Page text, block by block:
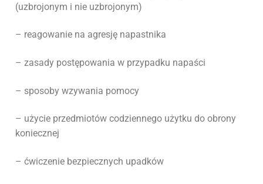
(uzbrojonym i nie uzbrojonym)
– reagowanie na agresję napastnika
– zasady postępowania w przypadku napaści
– sposoby wzywania pomocy
– użycie przedmiotów codziennego użytku do obrony
koniecznej
– ćwiczenie bezpiecznych upadków